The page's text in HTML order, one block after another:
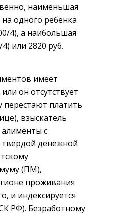
наименьшая
одного ребенка
4), а наибольшая
или 2820 руб.
имеет
он отсутствует
перестают платить
взыскатель
с
твердой денежной
(ПМ),
проживания
и индексируется
РФ). Безработному